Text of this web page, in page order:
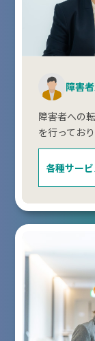
障害
障害者への
を行っており
各種サー